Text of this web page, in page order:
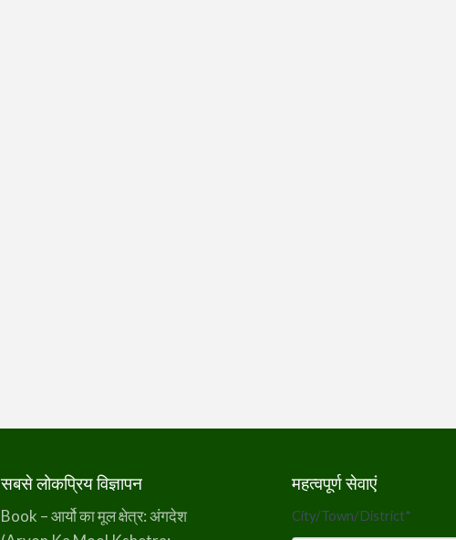
सबसे लोकप्रिय विज्ञापन
Book – आर्यो का मूल क्षेत्र: अंगदेश
महत्वपूर्ण सेवाएं
City/Town/District*